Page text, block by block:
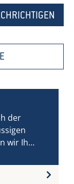
der
wir Ih…